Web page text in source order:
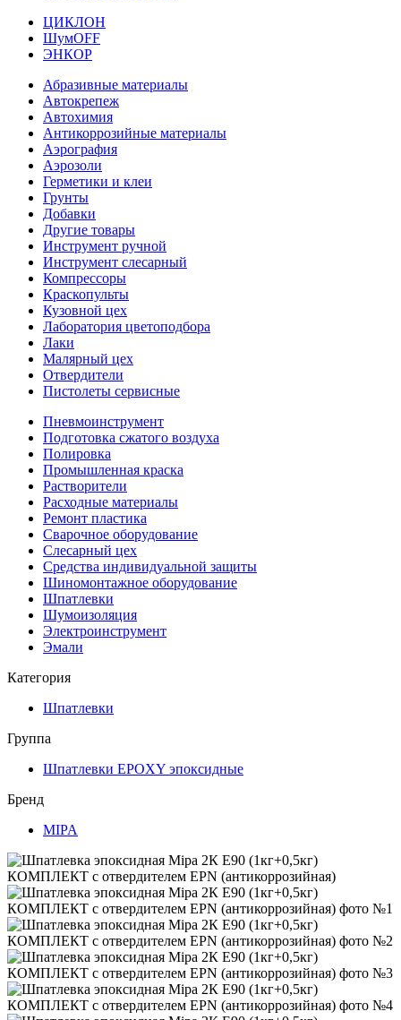
ЦИКЛОН
ШумOFF
ЭНКОР
Абразивные материалы
Автокрепеж
Автохимия
Антикоррозийные материалы
Аэрография
Аэрозоли
Герметики и клеи
Грунты
Добавки
Другие товары
Инструмент ручной
Инструмент слесарный
Компрессоры
Краскопульты
Кузовной цех
Лаборатория цветоподбора
Лаки
Малярный цех
Отвердители
Пистолеты сервисные
Пневмоинструмент
Подготовка сжатого воздуха
Полировка
Промышленная краска
Растворители
Расходные материалы
Ремонт пластика
Сварочное оборудование
Слесарный цех
Средства индивидуальной защиты
Шиномонтажное оборудование
Шпатлевки
Шумоизоляция
Электроинструмент
Эмали
Категория
Шпатлевки
Группа
Шпатлевки EPOXY эпоксидные
Бренд
MIPA